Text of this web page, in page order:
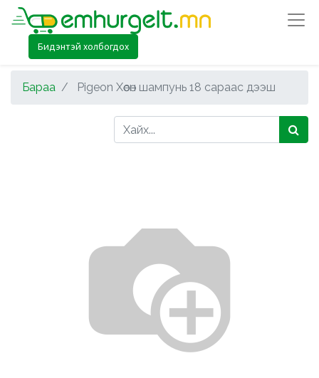
Бидэнтэй холбогдох
Бараа Pigeon Хөөсөн шампунь 18 сараас дээш